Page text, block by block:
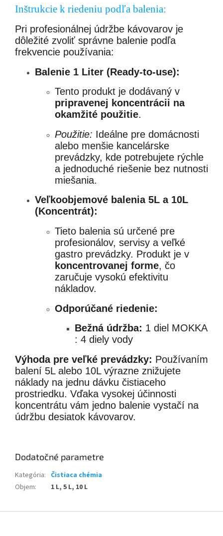
Inštrukcie k riedeniu podľa balenia:
Pri profesionálnej údržbe kávovarov je
dôležité zvoliť správne balenie podľa
frekvencie používania:
Balenie 1 Liter (Ready-to-use):
Tento produkt je dodávaný v
pripravenej koncentrácii na
okamžité použitie.
Použitie: Ideálne pre domácnosti
alebo menšie kancelárske
prevádzky, kde potrebujete rýchle
a jednoduché riešenie bez nutnosti
miešania.
Veľkoobjemové balenia 5L a 10L
(Koncentrát):
Tieto balenia sú určené pre
profesionálov, servisy a veľké
gastro prevádzky. Produkt je v
koncentrovanej forme, čo
zaručuje vysokú efektivitu
nákladov.
Odporúčané riedenie:
Bežná údržba: 1 diel MOKKA
: 4 diely vody
Výhoda pre veľké prevádzky: Používaním
balení 5L alebo 10L výrazne znižujete
náklady na jednu dávku čistiaceho
prostriedku. Vďaka vysokej účinnosti
koncentrátu vám jedno balenie vystačí na
údržbu desiatok kávovarov.
Dodatočné parametre
Kategória: Čistiaca chémia
Objem: 1 L, 5 L, 10 L